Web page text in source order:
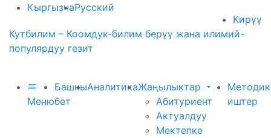
КыргызчаРусский
Кирүү
Кутбилим – Коомдук-билим берүү жана илимий-
популярдуу гезит
Меню
Башкы
бет
АналитикаЖаңылыктар
Абитуриент
Актуалдуу
Мектепке
иштер